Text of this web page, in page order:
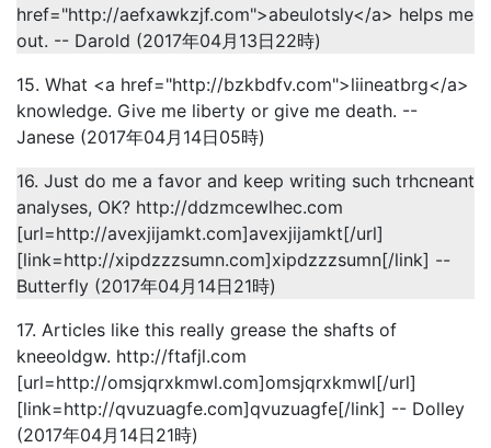
href="http://aefxawkzjf.com">abeulotsly</a> helps me
out. -- Darold (2017年04月13日22時)
15. What <a href="http://bzkbdfv.com">liineatbrg</a>
knowledge. Give me liberty or give me death. --
Janese (2017年04月14日05時)
16. Just do me a favor and keep writing such trhcneant
analyses, OK? http://ddzmcewlhec.com
[url=http://avexjijamkt.com]avexjijamkt[/url]
[link=http://xipdzzzsumn.com]xipdzzzsumn[/link] --
Butterfly (2017年04月14日21時)
17. Articles like this really grease the shafts of
kneeoldgw. http://ftafjl.com
[url=http://omsjqrxkmwl.com]omsjqrxkmwl[/url]
[link=http://qvuzuagfe.com]qvuzuagfe[/link] -- Dolley
(2017年04月14日21時)